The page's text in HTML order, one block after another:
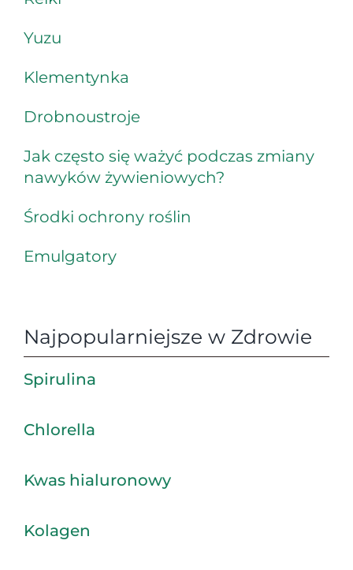
Yuzu
Klementynka
Drobnoustroje
Jak często się ważyć podczas zmiany
nawyków żywieniowych?
Środki ochrony roślin
Emulgatory
Najpopularniejsze w Zdrowie
Spirulina
Chlorella
Kwas hialuronowy
Kolagen